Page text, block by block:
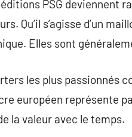
PSG deviennent
Qu’il s’agisse d’un
Elles sont
les plus passionnés
européen représente
la valeur avec le temps.